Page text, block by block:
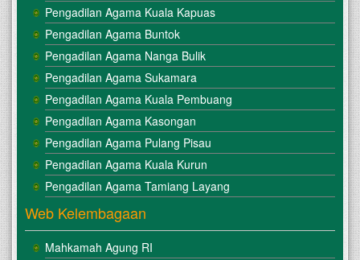
Pengadilan Agama Kuala Kapuas
Pengadilan Agama Buntok
Pengadilan Agama Nanga Bulik
Pengadilan Agama Sukamara
Pengadilan Agama Kuala Pembuang
Pengadilan Agama Kasongan
Pengadilan Agama Pulang Pisau
Pengadilan Agama Kuala Kurun
Pengadilan Agama Tamiang Layang
Web Kelembagaan
Mahkamah Agung RI